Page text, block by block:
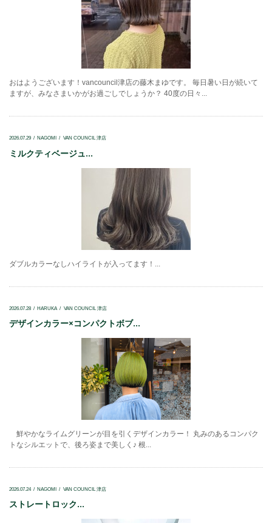
おはようございます！vancouncil津店の藤木まゆです。 毎日暑い日が続いて
ますが、みなさまいかがお過ごしでしょうか？ 40度の日々...
2026.07.29 NAGOMI VAN COUNCIL 津店
ミルクティベージュ...
ダブルカラーなしハイライトが入ってます！...
2026.07.28 HARUKA VAN COUNCIL 津店
デザインカラー×コンパクトボブ...
鮮やかなライムグリーンが目を引くデザインカラー！ 丸みのあるコンパク
トなシルエットで、後ろ姿まで美しく♪ 根...
2026.07.24 NAGOMI VAN COUNCIL 津店
ストレートロック...